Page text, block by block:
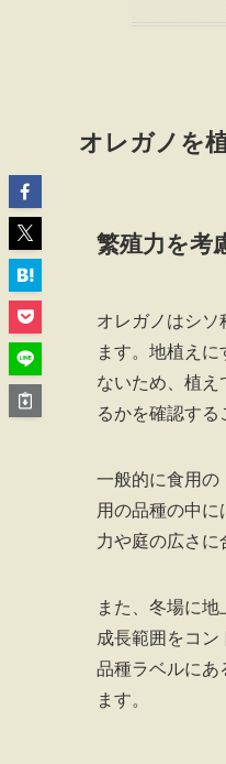
オレガノを
繁殖力を考
オレガノはシソ
ます。地植え
ないため、植え
るかを確認する
一般的に食用の
用の品種の中
力や庭の広さに
また、冬場に
成長範囲をコン
品種ラベルにあ
ます。